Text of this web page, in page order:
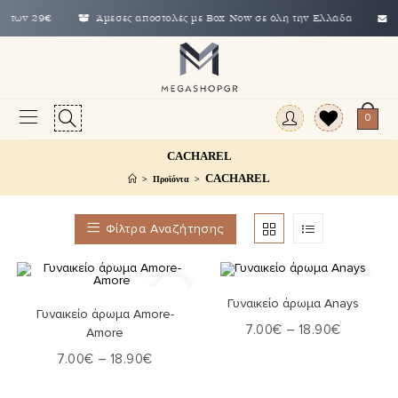
29€ Άμεσες αποστολές με Box Now σε όλη την Ελλάδα
0
CACHAREL
> Προϊόντα > CACHAREL
Φίλτρα Αναζήτησης
Γυναικείο άρωμα Amore-
Amore
7.00€ – 18.90€
Γυναικείο άρωμα Anays
7.00€ – 18.90€